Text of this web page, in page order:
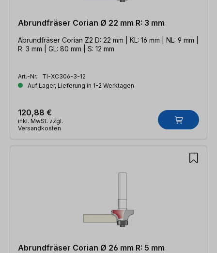
Abrundfräser Corian Ø 22 mm R: 3 mm
Abrundfräser Corian Z2 D: 22 mm | KL: 16 mm | NL: 9 mm |
R: 3 mm | GL: 80 mm | S: 12 mm
Art.-Nr.: TI-XC306-3-12
Auf Lager, Lieferung in 1-2 Werktagen
120,88 €
inkl. MwSt. zzgl.
Versandkosten
Abrundfräser Corian Ø 26 mm R: 5 mm